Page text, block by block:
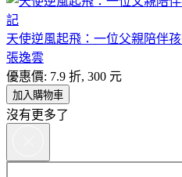
天使逆風起飛：一位父親陪伴
張逸雲
優惠價: 7.9 折, 300 元
加入購物車
沒有更多了